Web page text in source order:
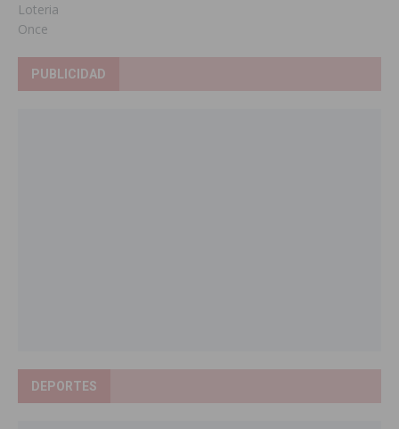
Loteria
Once
PUBLICIDAD
DEPORTES